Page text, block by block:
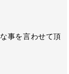
な事を言わせて頂